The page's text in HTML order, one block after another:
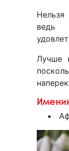
Нельзя
Лучше